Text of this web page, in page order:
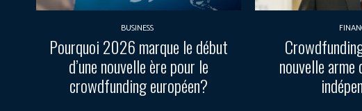
BUSINESS
Pourquoi 2026 marque le début
d’une nouvelle ère pour le
crowdfunding européen?
nouvelle